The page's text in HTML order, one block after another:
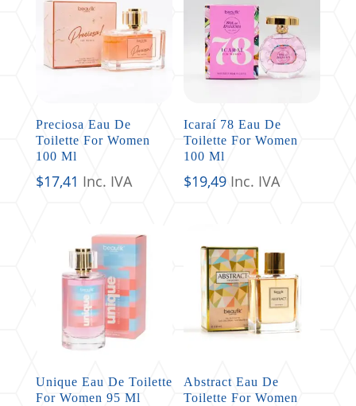
Preciosa Eau De
Toilette For Women
100 Ml
$17,41 Inc. IVA
Icaraí 78 Eau De
Toilette For Women
100 Ml
$19,49 Inc. IVA
Unique Eau De Toilette
For Women 95 Ml
Abstract Eau De
Toilette For Women